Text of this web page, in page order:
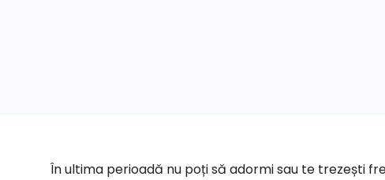
În ultima perioadă nu poți să adormi sau te trezești